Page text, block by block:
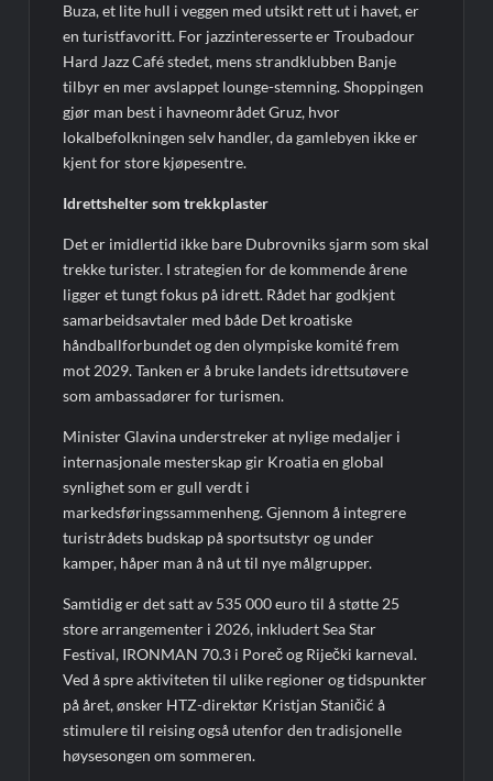
Buza, et lite hull i veggen med utsikt rett ut i havet, er
en turistfavoritt. For jazzinteresserte er Troubadour
Hard Jazz Café stedet, mens strandklubben Banje
tilbyr en mer avslappet lounge-stemning. Shoppingen
gjør man best i havneområdet Gruz, hvor
lokalbefolkningen selv handler, da gamlebyen ikke er
kjent for store kjøpesentre.
Idrettshelter som trekkplaster
Det er imidlertid ikke bare Dubrovniks sjarm som skal
trekke turister. I strategien for de kommende årene
ligger et tungt fokus på idrett. Rådet har godkjent
samarbeidsavtaler med både Det kroatiske
håndballforbundet og den olympiske komité frem
mot 2029. Tanken er å bruke landets idrettsutøvere
som ambassadører for turismen.
Minister Glavina understreker at nylige medaljer i
internasjonale mesterskap gir Kroatia en global
synlighet som er gull verdt i
markedsføringssammenheng. Gjennom å integrere
turistrådets budskap på sportsutstyr og under
kamper, håper man å nå ut til nye målgrupper.
Samtidig er det satt av 535 000 euro til å støtte 25
store arrangementer i 2026, inkludert Sea Star
Festival, IRONMAN 70.3 i Poreč og Riječki karneval.
Ved å spre aktiviteten til ulike regioner og tidspunkter
på året, ønsker HTZ-direktør Kristjan Staničić å
stimulere til reising også utenfor den tradisjonelle
høysesongen om sommeren.